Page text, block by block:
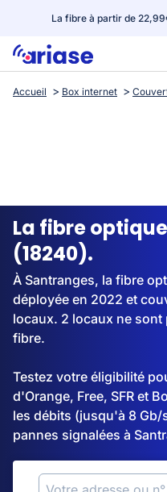
La fibre à partir de
Box internet
Streaming
Accueil Box internet
La fibre
(18240).
À Santranges, la fibre
déployée en 2022 et
locaux. 2 locaux ne sont
fibre.
Testez votre éligibilité
d'Orange, Free, SFR et
les débits (jusqu'à 8
pannes signalées à